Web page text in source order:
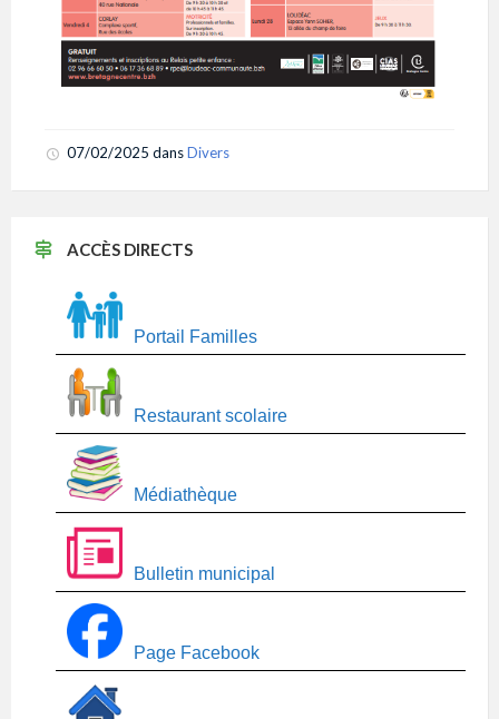
07/02/2025 dansDivers
ACCÈS DIRECTS
Portail Familles
Restaurant scolaire
Médiathèque
Bulletin municipal
Page Facebook